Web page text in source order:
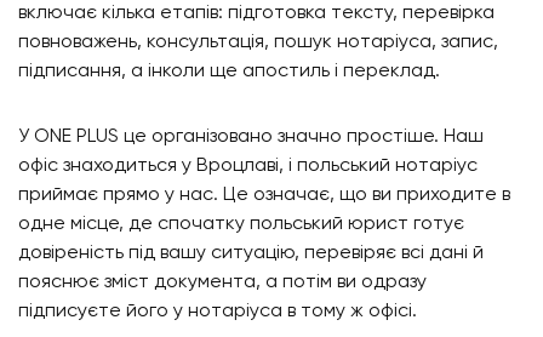
включає кілька етапів: підготовка тексту, перевірка
повноважень, консультація, пошук нотаріуса, запис,
підписання, а інколи ще апостиль і переклад.
У ONE PLUS це організовано значно простіше. Наш
офіс знаходиться у Вроцлаві, і польський нотаріус
приймає прямо у нас. Це означає, що ви приходите в
одне місце, де спочатку польський юрист готує
довіреність під вашу ситуацію, перевіряє всі дані й
пояснює зміст документа, а потім ви одразу
підписуєте його у нотаріуса в тому ж офісі.